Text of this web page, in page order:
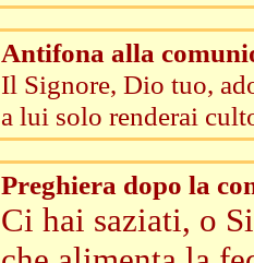
Antifona alla
Il Signore, Dio tuo,
a lui solo renderai
Preghiera dopo la
Ci hai saziati, o